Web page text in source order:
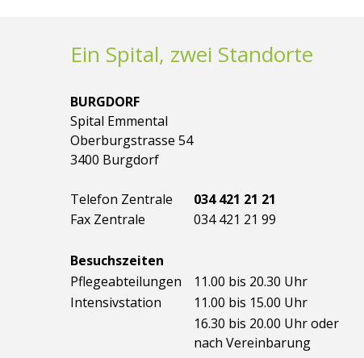
Ein Spital, zwei Standorte
BURGDORF
Spital Emmental
Oberburgstrasse 54
3400 Burgdorf
Telefon Zentrale
034 421 21 21
Fax Zentrale
034 421 21 99
Besuchszeiten
Pflegeabteilungen
11.00 bis 20.30 Uhr
Intensivstation
11.00 bis 15.00 Uhr
16.30 bis 20.00 Uhr oder
nach Vereinbarung